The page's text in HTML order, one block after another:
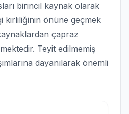
birincil kaynak olarak
kirliliğinin önüne geçmek
çapraz
Teyit edilmemiş
dayanılarak önemli